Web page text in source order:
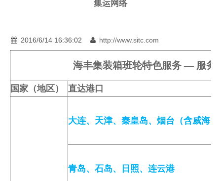
可持续发展
人才招聘
集运网络
2016/6/14 16:36:02 http://www.sitc.com
海丰集装箱班轮特色服务 — 服务
国家（地区） 直达港口
大连、 天津、 秦皇岛、 烟台（含威海）
青岛、 石岛、 日照、 连云港